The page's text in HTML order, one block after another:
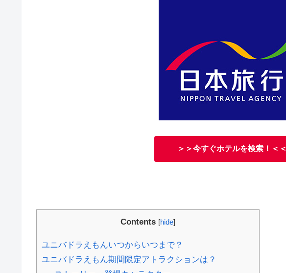
＞＞今すぐホテルを検索！＜＜
Contents [hide]
ユニバドラえもんいつからいつまで？
ユニバドラえもん期間限定アトラクションは？